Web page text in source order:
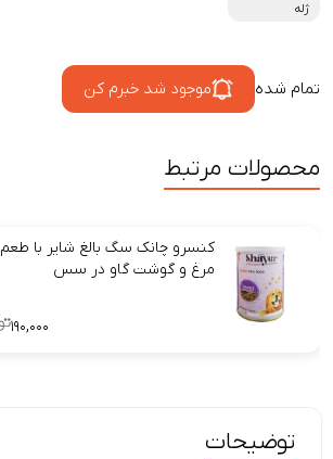
ژله
تمام شده موجود شد خبرم کن
محصولات مرتبط
کنسرو چانک سگ بالغ شایر با طعم
مرغ و گوشت گاو در سس
۱۹۰,۰۰۰
توضیحات